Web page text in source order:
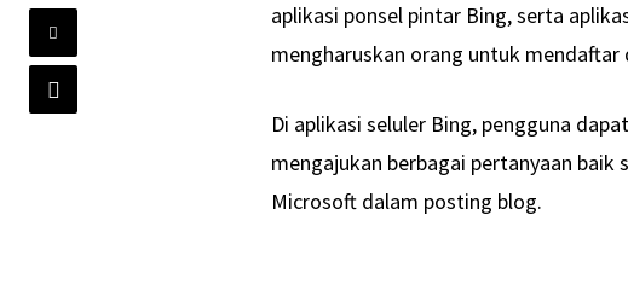
aplikasi ponsel pintar Bing, serta
mengharuskan orang untuk
Di aplikasi seluler Bing, pengguna
mengajukan berbagai pertanyaan
Microsoft dalam posting blog.